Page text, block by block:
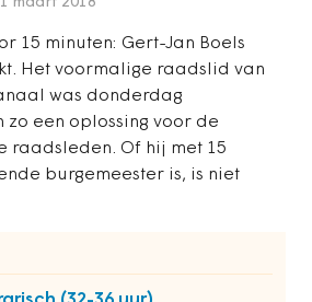
15 minuten: Gert-Jan Boels
Het voormalige raadslid van
was donderdag
zo een oplossing voor de
raadsleden. Of hij met 15
burgemeester is, is niet